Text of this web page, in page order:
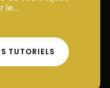
le...
TUTORIELS